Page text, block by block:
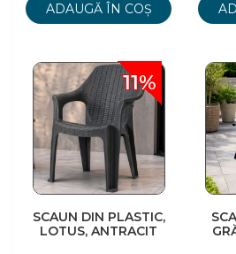
ADAUGĂ ÎN COȘ
11%
SCAUN DIN PLASTIC,
LOTUS, ANTRACIT